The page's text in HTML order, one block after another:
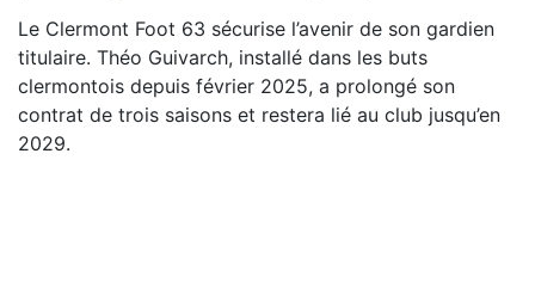
Le Clermont Foot 63 sécurise l’avenir de son gardien
titulaire. Théo Guivarch, installé dans les buts
clermontois depuis février 2025, a prolongé son
contrat de trois saisons et restera lié au club jusqu’en
2029.